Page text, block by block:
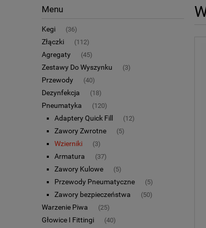
Menu
Kegi (36)
Złączki (112)
Agregaty (45)
Zestawy Do Wyszynku (3)
Przewody (40)
Dezynfekcja (18)
Pneumatyka (120)
Adaptery Quick Fill (12)
Zawory Zwrotne (5)
Wzierniki (3)
Armatura (37)
Zawory Kulowe (5)
Przewody Pneumatyczne (5)
Zawory bezpieczeństwa (50)
Warzenie Piwa (25)
Głowice I Fittingi (40)